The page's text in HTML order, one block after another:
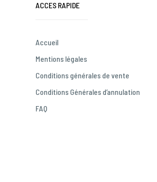
ACCES RAPIDE
Accueil
Mentions légales
Conditions générales de vente
Conditions Générales d’annulation
FAQ